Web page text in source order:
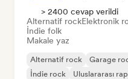
> 2400 cevap verildi
Alternatif rockElektronik
İndie folk
Makale yaz
Alternatif rock Garage
İndie rock
Uluslararası rap